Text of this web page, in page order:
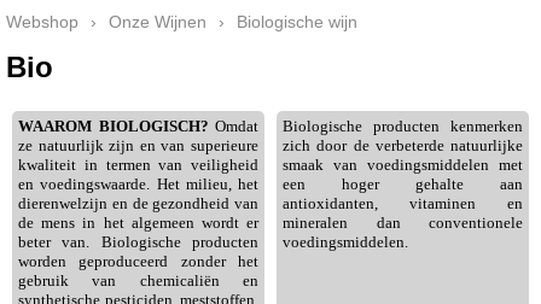
Rode Druiven
Webshop › Onze Wijnen › Biologische wijn
Bio
WAAROM BIOLOGISCH? Omdat
ze natuurlijk zijn en van superieure
kwaliteit in termen van veiligheid
en voedingswaarde. Het milieu, het
dierenwelzijn en de gezondheid van
de mens in het algemeen wordt er
beter van. Biologische producten
worden geproduceerd zonder het
gebruik van chemicaliën en
synthetische pesticiden, meststoffen,
Biologische producten kenmerken
zich door de verbeterde natuurlijke
smaak van voedingsmiddelen met
een hoger gehalte aan
antioxidanten, vitaminen en
mineralen dan conventionele
voedingsmiddelen.